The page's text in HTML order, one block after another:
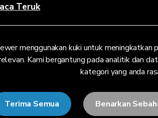
menggunakan kuki untuk meningkatkan
Kami bergantung pada analitik dan
kategori yang anda
Terima Semua Benarkan
Teruk